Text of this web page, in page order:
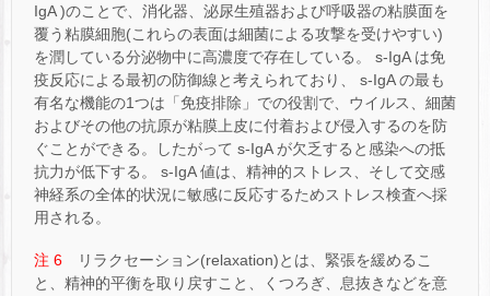
IgA )のことで、消化器、泌尿生殖器および呼吸器の粘膜面を
覆う粘膜細胞(これらの表面は細菌による攻撃を受けやすい)
を潤している分泌物中に高濃度で存在している。 s-IgA は免
疫反応による最初の防御線と考えられており、 s-IgA の最も
有名な機能の1つは「免疫排除」での役割で、ウイルス、細菌
およびその他の抗原が粘膜上皮に付着および侵入するのを防
ぐことができる。したがって s-IgA が欠乏すると感染への抵
抗力が低下する。 s-IgA 値は、精神的ストレス、そして交感
神経系の全体的状況に敏感に反応するためストレス検査へ採
用される。
注 6 リラクセーション(relaxation)とは、緊張を緩めるこ
と、精神的平衡を取り戻すこと、くつろぎ、息抜きなどを意